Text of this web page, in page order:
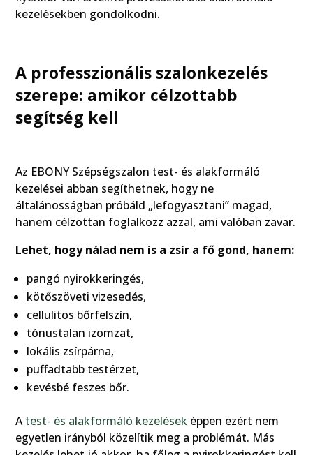
kezelésekben gondolkodni.
A professzionális szalonkezelés
szerepe: amikor célzottabb
segítség kell
Az EBONY Szépségszalon test- és alakformáló
kezelései abban segíthetnek, hogy ne
általánosságban próbáld „lefogyasztani” magad,
hanem célzottan foglalkozz azzal, ami valóban zavar.
Lehet, hogy nálad nem is a zsír a fő gond, hanem:
pangó nyirokkeringés,
kötőszöveti vizesedés,
cellulitos bőrfelszín,
tónustalan izomzat,
lokális zsírpárna,
puffadtabb testérzet,
kevésbé feszes bőr.
Atest- és alakformáló kezelések éppen ezért nem
egyetlen irányból közelítik meg a problémát. Más